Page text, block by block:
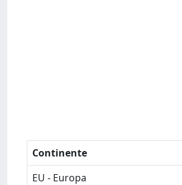
Continente
EU - Europa